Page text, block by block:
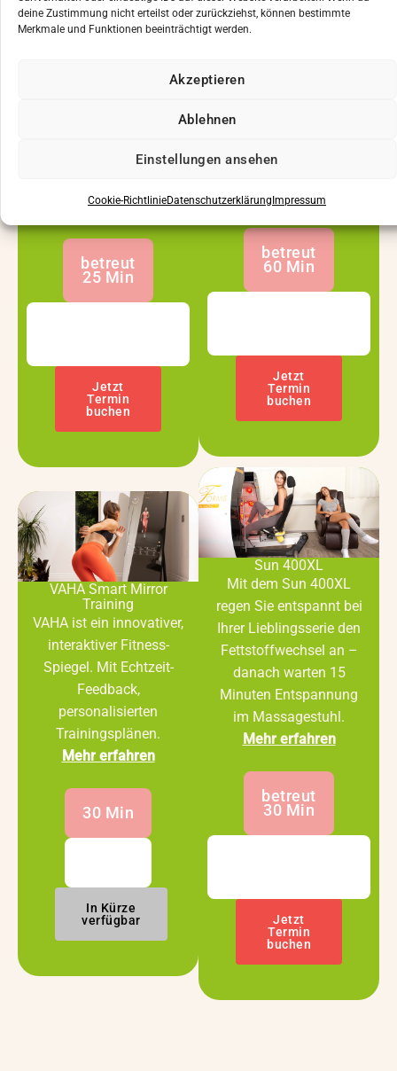
deine Zustimmung nicht erteilst oder zurückziehst, können bestimmte
Merkmale und Funktionen beeinträchtigt werden.
Akzeptieren
Ablehnen
Einstellungen ansehen
Cookie-RichtlinieDatenschutzerklärung Impressum
Power Plate
vibrierende Platte, die
Schwingungen erzeugt
Muskelreflexe pro
Mehr erfahren
betreut
25 Min
Jetzt
Termin
buchen
ideal für alle, die sanft
und gesund ihren Körper
Mehr erfahren
betreut
60 Min
Jetzt
Termin
buchen
VAHA Smart Mirror
Training
VAHA ist ein innovativer,
interaktiver Fitness-
Spiegel. Mit Echtzeit-
Feedback,
personalisierten
Trainingsplänen.
Mehr erfahren
30 Min
In Kürze
verfügbar
Sun 400XL
Mit dem Sun 400XL
regen Sie entspannt bei
Ihrer Lieblingsserie den
Fettstoffwechsel an –
danach warten 15
Minuten Entspannung
im Massagestuhl.
Mehr erfahren
betreut
30 Min
Jetzt
Termin
buchen